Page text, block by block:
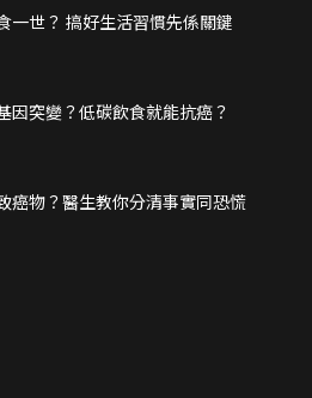
一世？ 搞好生活習慣先係關鍵
因突變？低碳飲食就能抗癌？
癌物？醫生教你分清事實同恐慌